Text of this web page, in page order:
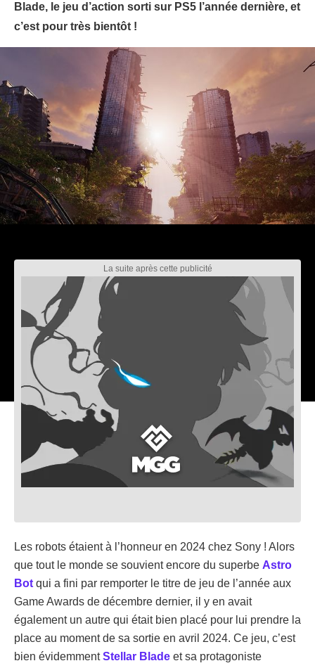
Blade, le jeu d’action sorti sur PS5 l’année dernière, et
c’est pour très bientôt !
Les robots étaient à l’honneur en 2024 chez Sony ! Alors
que tout le monde se souvient encore du superbe Astro
Bot qui a fini par remporter le titre de jeu de l’année aux
Game Awards de décembre dernier, il y en avait
également un autre qui était bien placé pour lui prendre la
place au moment de sa sortie en avril 2024. Ce jeu, c’est
bien évidemmentStellar Blade et sa protagoniste